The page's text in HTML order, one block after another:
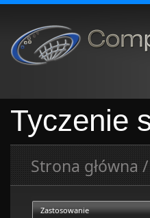
Tyczenie
Strona główna /
Zastosowanie